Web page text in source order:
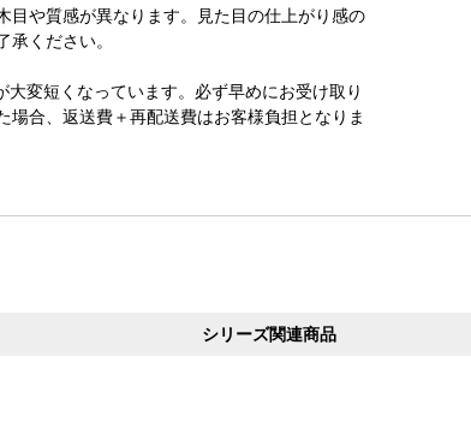
や質感が異なります。見た目の仕上がり感の
ください。
変短くなっています。必ず早めにお受け取り
合、返送費＋再配送費はお客様負担となりま
シリーズ関連商品